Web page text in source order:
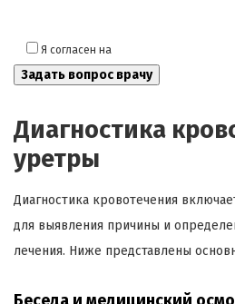
Я согласен на
Диагностика
уретры
Диагностика кровотечения
для выявления причины и
лечения. Ниже представлены